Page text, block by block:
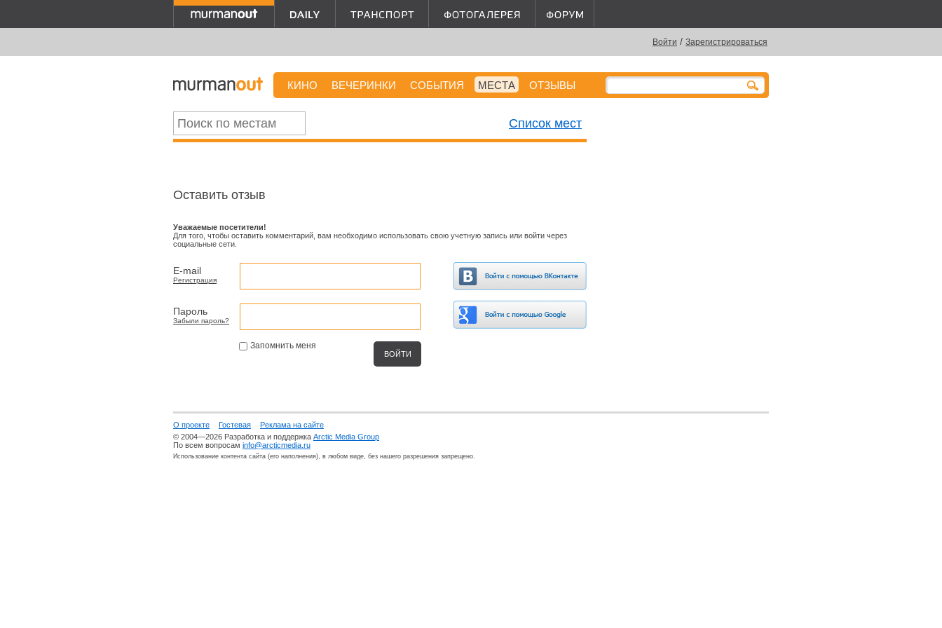
Войти / Зарегистрироваться
КИНО ВЕЧЕРИНКИ СОБЫТИЯ МЕСТА ОТЗЫВЫ
Список мест
Оставить отзыв
Уважаемые посетители!
Для того, чтобы оставить комментарий, вам необходимо использовать свою учетную запись или войти через
социальные сети.
E-mail
Регистрация
Пароль
Забыли пароль?
Запомнить меня
О проекте Гостевая
Реклама на сайте
© 2004—2026 Разработка и поддержка Arctic Media Group
По всем вопросам info@arcticmedia.ru
Использование контента сайта (его наполнения), в любом виде, без нашего разрешения запрещено.